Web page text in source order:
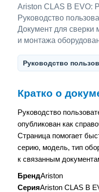
Ariston CLAS B EVO:
Руководство
Документ для сверки
и монтажа
Руководство
Кратко о
Руководство
опубликован как
Страница помогает
серию, модель, тип
к связанным
БрендAriston
СерияAriston CLAS B